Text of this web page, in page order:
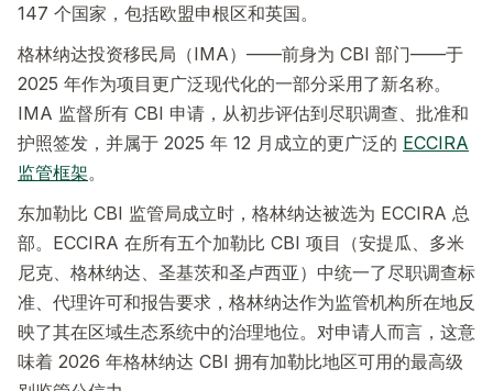
147 个国家，包括欧盟申根区和英国。
格林纳达投资移民局（IMA）——前身为 CBI 部门——于
2025 年作为项目更广泛现代化的一部分采用了新名称。
IMA 监督所有 CBI 申请，从初步评估到尽职调查、批准和
护照签发，并属于 2025 年 12 月成立的更广泛的 ECCIRA
监管框架。
东加勒比 CBI 监管局成立时，格林纳达被选为 ECCIRA 总
部。ECCIRA 在所有五个加勒比 CBI 项目（安提瓜、多米
尼克、格林纳达、圣基茨和圣卢西亚）中统一了尽职调查标
准、代理许可和报告要求，格林纳达作为监管机构所在地反
映了其在区域生态系统中的治理地位。对申请人而言，这意
味着 2026 年格林纳达 CBI 拥有加勒比地区可用的最高级